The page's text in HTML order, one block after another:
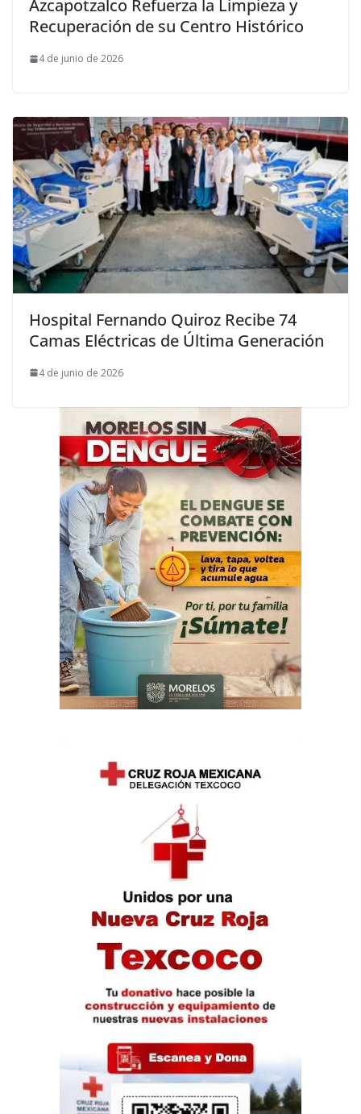
Azcapotzalco Refuerza la Limpieza y
Recuperación de su Centro Histórico
4 de junio de 2026
Hospital Fernando Quiroz Recibe 74
Camas Eléctricas de Última Generación
4 de junio de 2026